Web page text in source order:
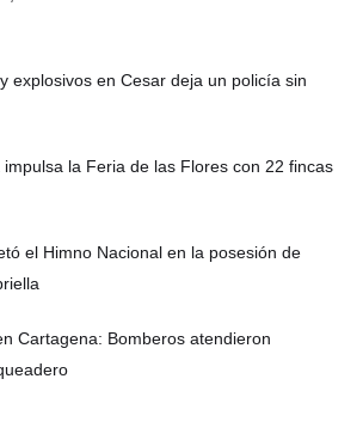
explosivos en Cesar deja un policía sin
la Feria de las Flores con 22 fincas
el Himno Nacional en la posesión de
Cartagena: Bomberos atendieron